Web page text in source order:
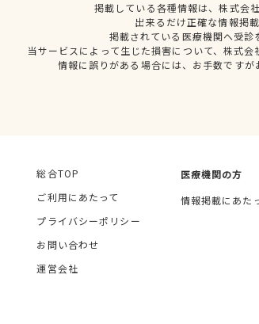
掲載している各種情報は、株式会
出来るだけ正確な情報掲
掲載されている医療機関へ受
当サービスによって生じた損害について、株式
情報に誤りがある場合には、お手数です
総合TOP
ご利用にあたって
プライバシーポリシー
お問い合わせ
運営会社
医療機関の方
情報掲載にあた